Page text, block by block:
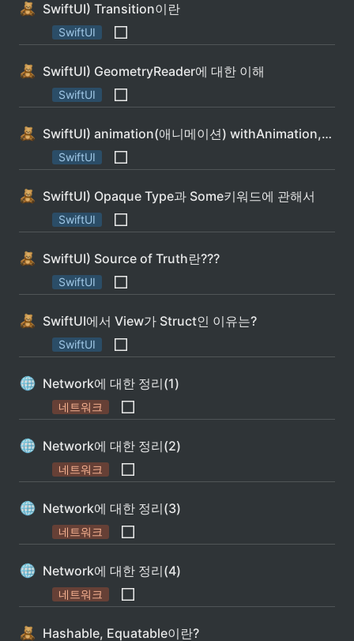
SwiftUI) Transition이란
SwiftUI
SwiftUI) GeometryReader에 대한 이해
SwiftUI
SwiftUI) animation(애니메이션) withAnimation, 어떻게 쓰는거지?
SwiftUI
SwiftUI) Opaque Type과 Some키워드에 관해서
SwiftUI
SwiftUI) Source of Truth란???
SwiftUI
SwiftUI에서 View가 Struct인 이유는?
SwiftUI
Network에 대한 정리(1)
네트워크
Network에 대한 정리(2)
네트워크
Network에 대한 정리(3)
네트워크
Network에 대한 정리(4)
네트워크
Hashable, Equatable이란?